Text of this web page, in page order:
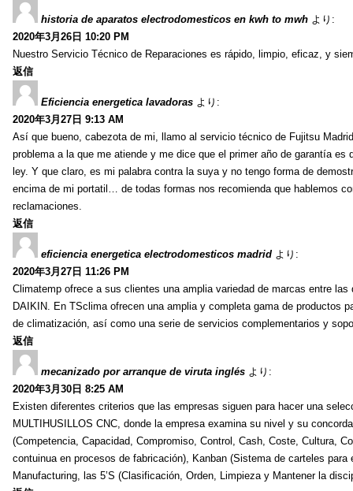
historia de aparatos electrodomesticos en kwh to mwh より:
2020年3月26日 10:20 PM
Nuestro Servicio Técnico de Reparaciones es rápido, limpio, eficaz, y
返信
Eficiencia energetica lavadoras より:
2020年3月27日 9:13 AM
Así que bueno, cabezota de mi, llamo al servicio técnico de Fujitsu
problema a la que me atiende y me dice que el primer año de garantía
ley. Y que claro, es mi palabra contra la suya y no tengo forma de
encima de mi portatil… de todas formas nos recomienda que hablemos
reclamaciones.
返信
eficiencia energetica electrodomesticos madrid より:
2020年3月27日 11:26 PM
Climatemp ofrece a sus clientes una amplia variedad de marcas entre
DAIKIN. En TSclima ofrecen una amplia y completa gama de productos
de climatización, así como una serie de servicios complementarios y
返信
mecanizado por arranque de viruta inglés より:
2020年3月30日 8:25 AM
Existen diferentes criterios que las empresas siguen para hacer una
MULTIHUSILLOS CNC, donde la empresa examina su nivel y su
(Competencia, Capacidad, Compromiso, Control, Cash, Coste, Cultura,
contuinua en procesos de fabricación), Kanban (Sistema de carteles
Manufacturing, las 5’S (Clasificación, Orden, Limpieza y Mantener la